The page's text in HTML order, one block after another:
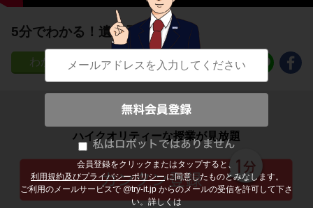
会員登録をクリックまたはタップすると、
利用規約及びプライバシーポリシー に同意したものとみなします。
ご利用のメールサービスで @try-it.jp からのメールの受信を許可して下さ
い。詳しくは
5分でわかる！遺伝子の定義
489
子どもの勉強から大人の学び直しまで
ハイクオリティーな授業が見放題